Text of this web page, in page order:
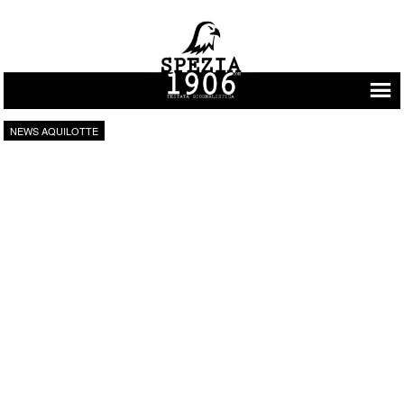
Vai al contenuto
NEWS AQUILOTTE